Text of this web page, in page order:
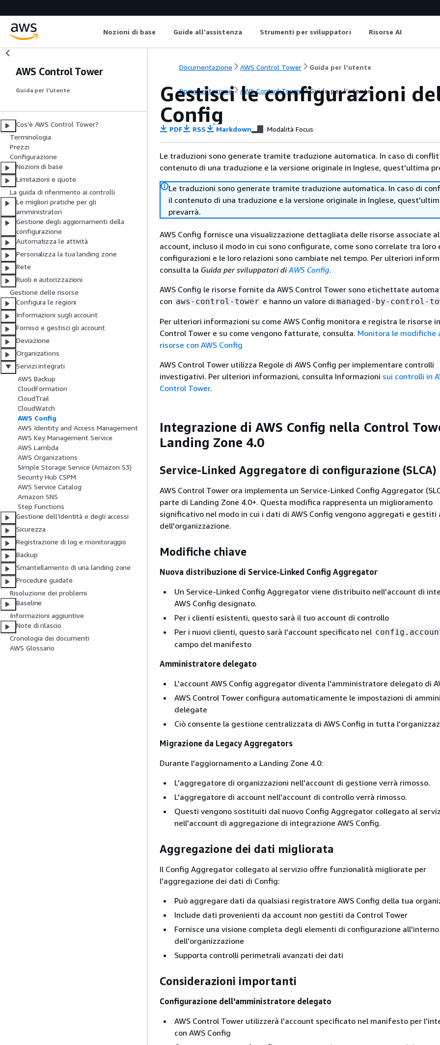
Nozioni di base Guide all'assistenza Strumenti per sviluppatori Risorse AI
AWS Control Tower
Guida per l’utente
Cos'è AWS Control Tower?
Terminologia
Prezzi
Configurazione
Nozioni di base
Limitazioni e quote
La guida di riferimento ai controlli
Le migliori pratiche per gli
amministratori
Gestione degli aggiornamenti della
configurazione
Automatizza le attività
Personalizza la tua landing zone
Rete
Ruoli e autorizzazioni
Gestione delle risorse
Configura le regioni
Informazioni sugli account
Fornisci e gestisci gli account
Deviazione
Organizations
Servizi integrati
AWS Backup
CloudFormation
CloudTrail
CloudWatch
AWS Config
AWS Identity and Access Management
AWS Key Management Service
AWS Lambda
AWS Organizations
Simple Storage Service (Amazon S3)
Security Hub CSPM
AWS Service Catalog
Amazon SNS
Step Functions
Gestione dell’identità e degli accessi
Sicurezza
Registrazione di log e monitoraggio
Backup
Smantellamento di una landing zone
Procedure guidate
Risoluzione dei problemi
Baseline
Informazioni aggiuntive
Note di rilascio
Cronologia dei documenti
AWS Glossario
Documentazione AWS Control Tower Guida per l’utente
Documentazione AWS Control Tower Guida per l’utente
Gestisci le configurazioni
Config
PDF RSS Markdown Modalità Focus
Le traduzioni sono generate tramite traduzione automatica. In caso di
contenuto di una traduzione e la versione originale in Inglese, quest'ultima
Le traduzioni sono generate tramite traduzione automatica. In caso di
il contenuto di una traduzione e la versione originale in Inglese,
prevarrà.
AWS Config fornisce una visualizzazione dettagliata delle risorse associate
account, incluso il modo in cui sono configurate, come sono correlate tra loro
configurazioni e le loro relazioni sono cambiate nel tempo. Per ulteriori
consulta la Guida per sviluppatori diAWS Config.
AWS Config le risorse fornite da AWS Control Tower sono etichettate
con aws-control-tower e hanno un valore di managed-by-control-
Per ulteriori informazioni su come AWS Config monitora e registra le risorse
Control Tower e su come vengono fatturate, consulta. Monitora le modifiche
risorse con AWS Config
AWS Control Tower utilizza Regole di AWS Config per implementare controlli
investigativi. Per ulteriori informazioni, consulta Informazioni sui controlli in
Control Tower.
Integrazione di AWS Config nella Control
Landing Zone 4.0
Service-Linked Aggregatore di configurazione (SLCA)
AWS Control Tower ora implementa un Service-Linked Config Aggregator
parte di Landing Zone 4.0+. Questa modifica rappresenta un miglioramento
significativo nel modo in cui i dati di AWS Config vengono aggregati e gestiti
dell'organizzazione.
Modifiche chiave
Nuova distribuzione di Service-Linked Config Aggregator
Un Service-Linked Config Aggregator viene distribuito nell'account di
AWS Config designato.
Per i clienti esistenti, questo sarà il tuo account di controllo
Per i nuovi clienti, questo sarà l'account specificato nel
campo del manifesto
Amministratore delegato
L'account AWS Config aggregator diventa l'amministratore delegato di
AWS Control Tower configura automaticamente le impostazioni di
delegate
Ciò consente la gestione centralizzata di AWS Config in tutta
Migrazione da Legacy Aggregators
Durante l'aggiornamento a Landing Zone 4.0:
L'aggregatore di organizzazioni nell'account di gestione verrà rimosso.
L'aggregatore di account nell'account di controllo verrà rimosso.
Questi vengono sostituiti dal nuovo Config Aggregator collegato al
nell'account di aggregazione di integrazione AWS Config.
Aggregazione dei dati migliorata
Il Config Aggregator collegato al servizio offre funzionalità migliorate per
l'aggregazione dei dati di Config:
Può aggregare dati da qualsiasi registratore AWS Config della tua
Include dati provenienti da account non gestiti da Control Tower
Fornisce una visione completa degli elementi di configurazione all'interno
dell'organizzazione
Supporta controlli perimetrali avanzati dei dati
Considerazioni importanti
Configurazione dell'amministratore delegato
AWS Control Tower utilizzerà l'account specificato nel manifesto per
con AWS Config